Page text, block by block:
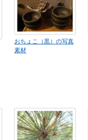
おちょこ（黒）の写真
素材